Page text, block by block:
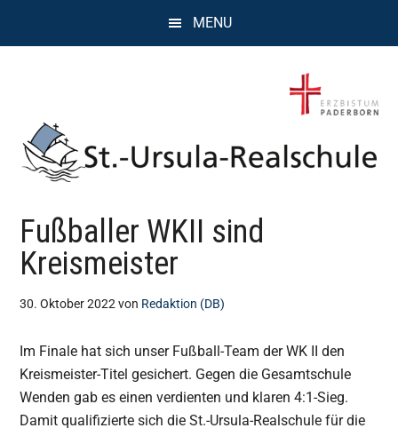
MENU
St.
Ursula
Realschule
Attendorn
Kompetenz,
Persönlichkeit,
Chancen
Fußballer WKII sind
Kreismeister
30. Oktober 2022von Redaktion (DB)
Im Finale hat sich unser Fußball-Team der WK II den
Kreismeister-Titel gesichert. Gegen die Gesamtschule
Wenden gab es einen verdienten und klaren 4:1-Sieg.
Damit qualifizierte sich die St.-Ursula-Realschule für die